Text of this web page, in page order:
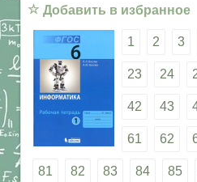
☆ Добавить в избранное
1 2 3
23 24
42 43
61 62
81 82 83 84 85